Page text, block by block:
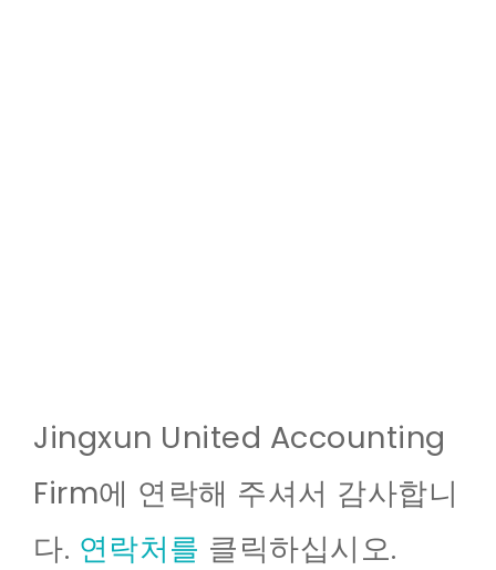
Jingxun United Accounting
Firm에 연락해 주셔서 감사합니
다. 연락처를 클릭하십시오.